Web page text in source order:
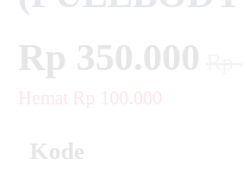
Rp 350.000
Hemat Rp 100.000
Kode